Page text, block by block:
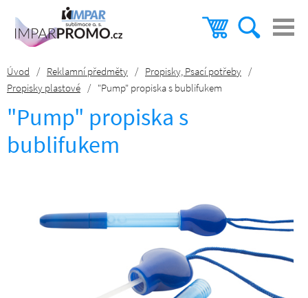
Úvod / Reklamní předměty / Propisky, Psací potřeby /
Propisky plastové / "Pump" propiska s bublifukem
"Pump" propiska s
bublifukem